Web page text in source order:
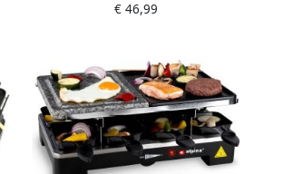
Regelbare Thermostaat Anti-
€ 46,99